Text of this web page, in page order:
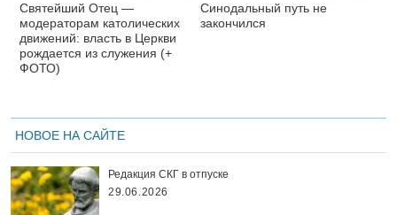
Святейший Отец —
модераторам католических
движений: власть в Церкви
рождается из служения (+
ФОТО)
Синодальный путь не
закончился
НОВОЕ НА САЙТЕ
Редакция СКГ в отпуске
29.06.2026